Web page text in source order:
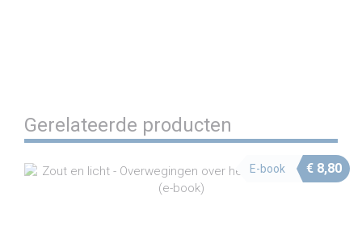
Gerelateerde producten
E-book € 8,80